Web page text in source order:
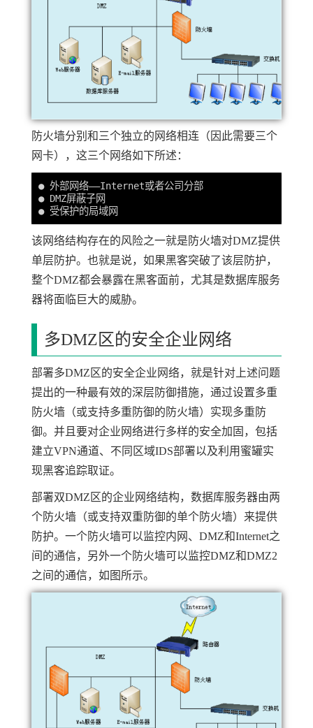
防火墙分别和三个独立的网络相连（因此需要三个
网卡），这三个网络如下所述：
● 外部网络——Internet或者公司分部
● DMZ屏蔽子网
该网络结构存在的风险之一就是防火墙对DMZ提供
单层防护。也就是说，如果黑客突破了该层防护，
整个DMZ都会暴露在黑客面前，尤其是数据库服务
器将面临巨大的威胁。
多DMZ区的安全企业网络
部署多DMZ区的安全企业网络，就是针对上述问题
提出的一种最有效的深层防御措施，通过设置多重
防火墙（或支持多重防御的防火墙）实现多重防
御。并且要对企业网络进行多样的安全加固，包括
建立VPN通道、不同区域IDS部署以及利用蜜罐实
现黑客追踪取证。
部署双DMZ区的企业网络结构，数据库服务器由两
个防火墙（或支持双重防御的单个防火墙）来提供
防护。一个防火墙可以监控内网、DMZ和Internet之
间的通信，另外一个防火墙可以监控DMZ和DMZ2
之间的通信，如图所示。